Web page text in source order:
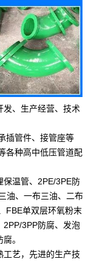
、生产经营、技术
插管件、接管座等
各种高中低压管道配
保温管、2PE/3PE防
油、一布三油、二布
FBE单双层环氧粉末
3PP防腐、发泡
。
艺，先进的生产技